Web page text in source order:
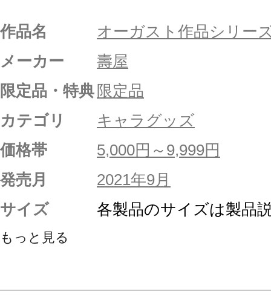
作品名
オーガスト作品シリー
メーカー
壽屋
限定品・特典 限定品
カテゴリ
キャラグッズ
価格帯
5,000円～9,999円
発売月
2021年9月
サイズ
各製品のサイズは製品
もっと見る